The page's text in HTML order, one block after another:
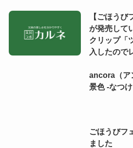
【ごほう
が発売して
クリップ「
入したので
ancora（ア
景色 -なつけ
ごほうびフ
ました